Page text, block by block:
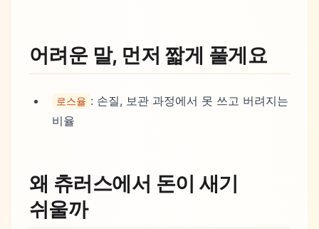
어려운 말, 먼저 짧게 풀게요
로스율 : 손질, 보관 과정에서 못 쓰고 버려지는
비율
왜 츄러스에서 돈이 새기
쉬울까